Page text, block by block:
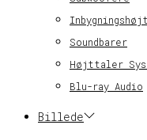
Soundbarer
Højttaler
Blu-ray Audio
Billede